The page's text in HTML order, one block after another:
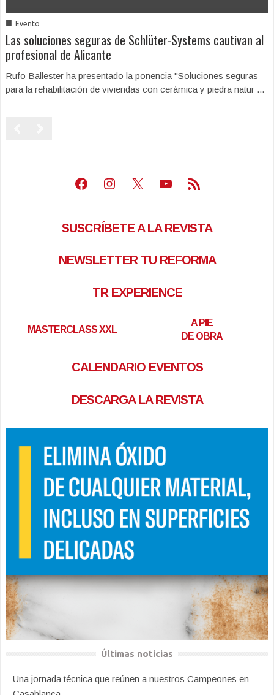
■ Evento
Las soluciones seguras de Schlüter-Systems cautivan al
profesional de Alicante
Rufo Ballester ha presentado la ponencia "Soluciones seguras
para la rehabilitación de viviendas con cerámica y piedra natur ...
Facebook
Instagram
X Youtube
Feed RSS
SUSCRÍBETE A LA REVISTA
NEWSLETTER TU REFORMA
TR EXPERIENCE
MASTERCLASS XXL
A PIE
DE OBRA
CALENDARIO EVENTOS
DESCARGA LA REVISTA
Últimas noticias
Una jornada técnica que reúnen a nuestros Campeones en